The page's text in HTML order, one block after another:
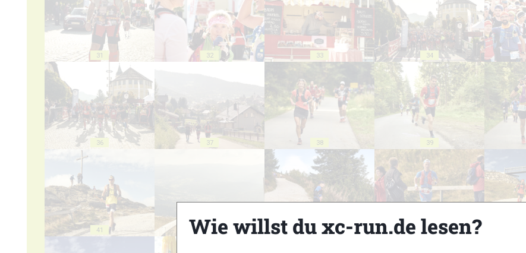
31 32 33 34
36 37 38 39
41 42 43 44
Wie willst du xc-run.de lesen?